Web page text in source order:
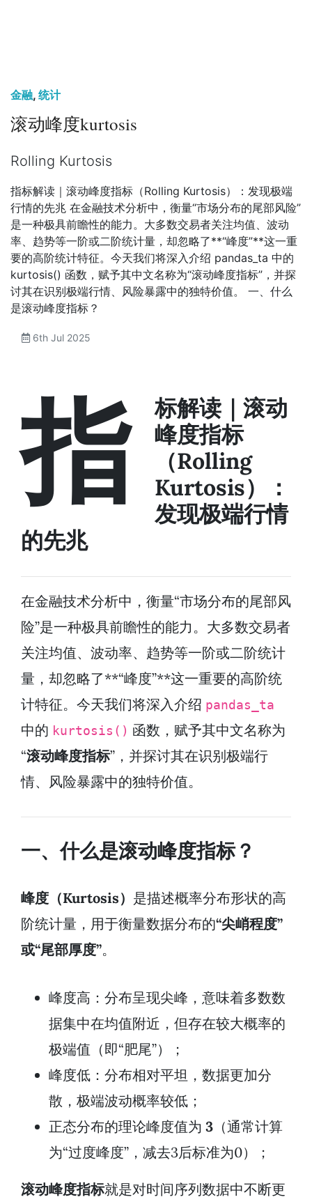
金融, 统计
滚动峰度kurtosis
Rolling Kurtosis
指标解读｜滚动峰度指标（Rolling Kurtosis）：发现极端
行情的先兆 在金融技术分析中，衡量“市场分布的尾部风险”
是一种极具前瞻性的能力。大多数交易者关注均值、波动
率、趋势等一阶或二阶统计量，却忽略了**“峰度”**这一重
要的高阶统计特征。今天我们将深入介绍 pandas_ta 中的
kurtosis() 函数，赋予其中文名称为“滚动峰度指标”，并探
讨其在识别极端行情、风险暴露中的独特价值。 一、什么
是滚动峰度指标？
6th Jul 2025
指
标解读｜滚动
峰度指标
（Rolling
Kurtosis）：
发现极端行情
的先兆
在金融技术分析中，衡量“市场分布的尾部风
险”是一种极具前瞻性的能力。大多数交易者
关注均值、波动率、趋势等一阶或二阶统计
量，却忽略了**“峰度”**这一重要的高阶统
计特征。今天我们将深入介绍 pandas_ta
中的 kurtosis() 函数，赋予其中文名称为
“滚动峰度指标”，并探讨其在识别极端行
情、风险暴露中的独特价值。
一、什么是滚动峰度指标？
峰度（Kurtosis） 是描述概率分布形状的高
阶统计量，用于衡量数据分布的“尖峭程度”
或“尾部厚度”。
峰度高：分布呈现尖峰，意味着多数数
据集中在均值附近，但存在较大概率的
极端值（即“肥尾”）；
峰度低：分布相对平坦，数据更加分
散，极端波动概率较低；
正态分布的理论峰度值为 3 （通常计算
为“过度峰度”，减去3后标准为0）；
滚动峰度指标就是对时间序列数据中不断更